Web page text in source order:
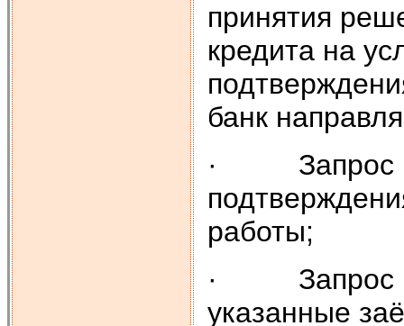
принятия
кредита на
банк
· Запрос по
работы;
· Запрос в
указанные